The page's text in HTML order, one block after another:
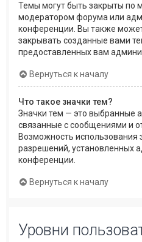
Темы могут быть закрыты по
модератором форума или
конференции. Вы также
закрывать созданные вами
предоставленных вам
Вернуться к началу
Что такое значки тем?
Значки тем — это выбранные
связанные с сообщениями и
Возможность использования
разрешений, установленных
конференции.
Вернуться к началу
Уровни